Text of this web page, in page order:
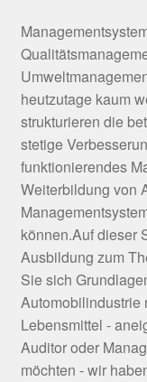
heutzutage kaum
strukturieren die
stetige
funktionierendes
Weiterbildung von
können.Auf dieser
Ausbildung zum
Sie sich
Automobilindustrie
Lebensmittel -
Auditor oder
möchten - wir